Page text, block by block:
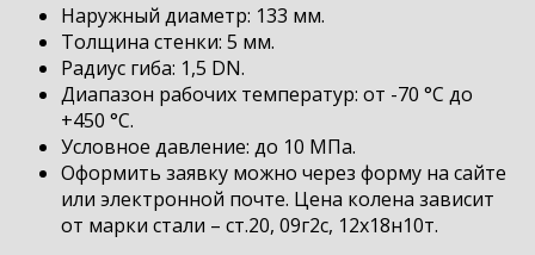
Наружный диаметр: 133 мм.
Толщина стенки: 5 мм.
Радиус гиба: 1,5 DN.
Диапазон рабочих температур: от -70 °С до
+450 °С.
Условное давление: до 10 МПа.
Оформить заявку можно через форму на сайте
или электронной почте. Цена колена зависит
от марки стали – ст.20, 09г2с, 12х18н10т.